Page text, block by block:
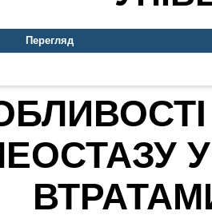
Перегляд